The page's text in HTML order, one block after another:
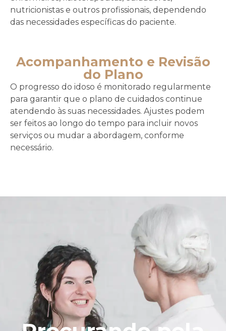
nutricionistas e outros profissionais, dependendo
das necessidades específicas do paciente.
Acompanhamento e Revisão
do Plano
O progresso do idoso é monitorado regularmente
para garantir que o plano de cuidados continue
atendendo às suas necessidades. Ajustes podem
ser feitos ao longo do tempo para incluir novos
serviços ou mudar a abordagem, conforme
necessário.